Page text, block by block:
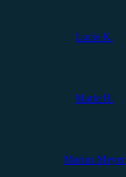
Lucie K.
Marie H.
Marius Meyer